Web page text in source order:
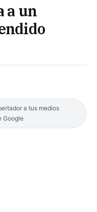
a un
a tus medios
Google